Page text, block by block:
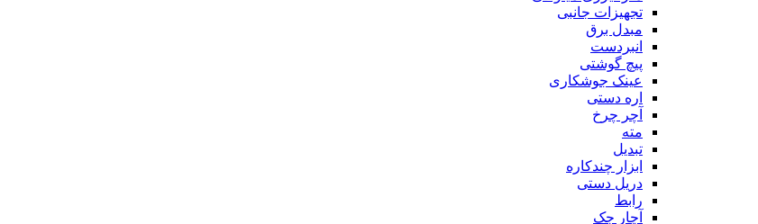
تجهیزات جانبی
مبدل برق
انبردست
پیچ گوشتی
عینک جوشکاری
اره دستی
آچر چرخ
مته
تبدیل
ابزار چندکاره
دریل دستی
رابط
آچار جک